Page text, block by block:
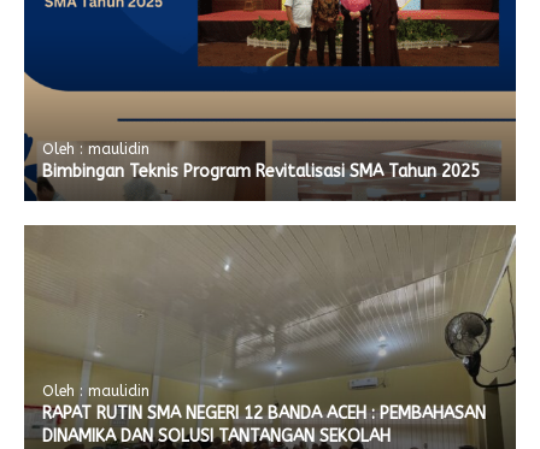
Oleh : maulidin
Bimbingan Teknis Program Revitalisasi SMA Tahun 2025
Oleh : maulidin
RAPAT RUTIN SMA NEGERI 12 BANDA ACEH : PEMBAHASAN
DINAMIKA DAN SOLUSI TANTANGAN SEKOLAH